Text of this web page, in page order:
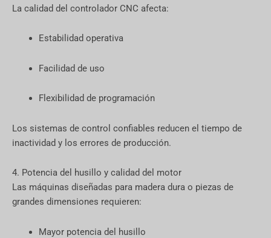
La calidad del controlador CNC afecta:
Estabilidad operativa
Facilidad de uso
Flexibilidad de programación
Los sistemas de control confiables reducen el tiempo de
inactividad y los errores de producción.
4. Potencia del husillo y calidad del motor
Las máquinas diseñadas para madera dura o piezas de
grandes dimensiones requieren:
Mayor potencia del husillo